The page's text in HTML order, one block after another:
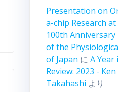
Presentation on
a-chip Research
100th
of the
of Japan にA Year
Review: 2023 - Ken
Takahashi より